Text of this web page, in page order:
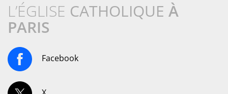
L’ÉGLISE CATHOLIQUE À
PARIS
Facebook